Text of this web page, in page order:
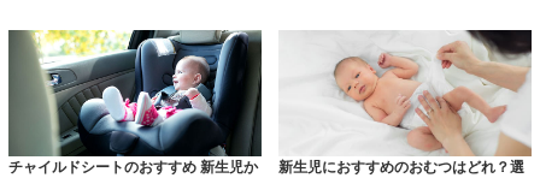
チャイルドシートのおすすめ 新生児か
新生児におすすめのおむつはどれ？選